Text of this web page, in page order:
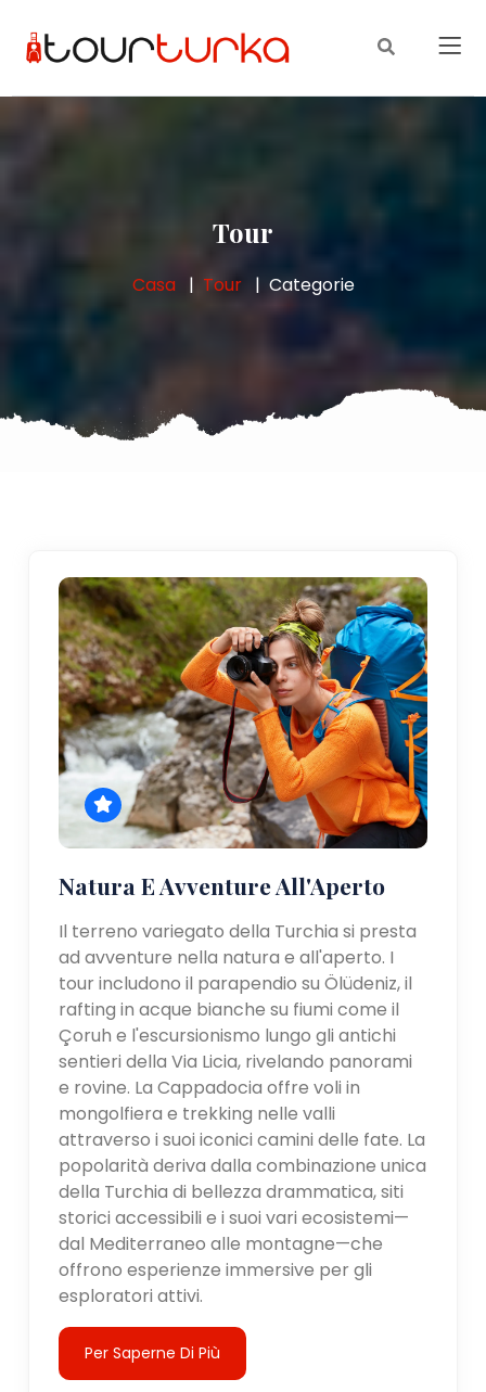
Tour
Casa Tour Categorie
Natura E Avventure All'Aperto
Il terreno variegato della Turchia si presta
ad avventure nella natura e all'aperto. I
tour includono il parapendio su Ölüdeniz, il
rafting in acque bianche su fiumi come il
Çoruh e l'escursionismo lungo gli antichi
sentieri della Via Licia, rivelando panorami
e rovine. La Cappadocia offre voli in
mongolfiera e trekking nelle valli
attraverso i suoi iconici camini delle fate. La
popolarità deriva dalla combinazione unica
della Turchia di bellezza drammatica, siti
storici accessibili e i suoi vari ecosistemi—
dal Mediterraneo alle montagne—che
offrono esperienze immersive per gli
esploratori attivi.
Per Saperne Di Più